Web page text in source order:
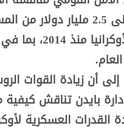
تكون قيد الدراسة، وأشار إلى
أن زيادة القوات
بايدن تناقش كيفية
العسكرية